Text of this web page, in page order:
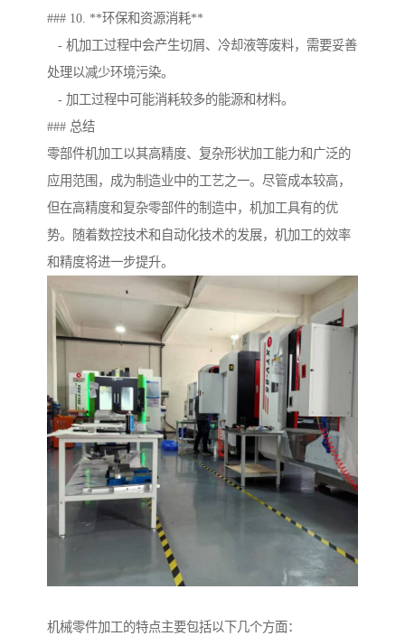
### 10. **环保和资源消耗**
- 机加工过程中会产生切屑、冷却液等废料，需要妥善
处理以减少环境污染。
- 加工过程中可能消耗较多的能源和材料。
### 总结
零部件机加工以其高精度、复杂形状加工能力和广泛的
应用范围，成为制造业中的工艺之一。尽管成本较高，
但在高精度和复杂零部件的制造中，机加工具有的优
势。随着数控技术和自动化技术的发展，机加工的效率
和精度将进一步提升。
机械零件加工的特点主要包括以下几个方面：